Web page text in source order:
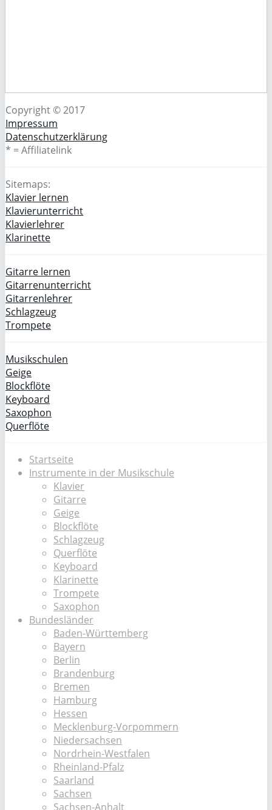
Copyright © 2017
Impressum
Datenschutzerklärung
* = Affiliatelink
Sitemaps:
Klavier lernen
Klavierunterricht
Klavierlehrer
Klarinette
Gitarre lernen
Gitarrenunterricht
Gitarrenlehrer
Schlagzeug
Trompete
Musikschulen
Geige
Blockflöte
Keyboard
Saxophon
Querflöte
Startseite
Instrumente in der Musikschule
Klavier
Gitarre
Geige
Blockflöte
Schlagzeug
Querflöte
Keyboard
Klarinette
Trompete
Saxophon
Bundesländer
Baden-Württemberg
Bayern
Berlin
Brandenburg
Bremen
Hamburg
Hessen
Mecklenburg-Vorpommern
Niedersachsen
Nordrhein-Westfalen
Rheinland-Pfalz
Saarland
Sachsen
Sachsen-Anhalt